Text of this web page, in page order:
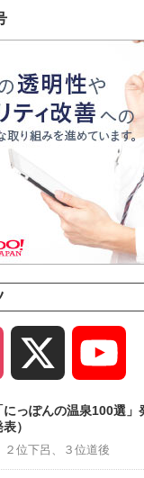
Instagram
っぽんの温泉100選」
）
２位下呂、３位道後